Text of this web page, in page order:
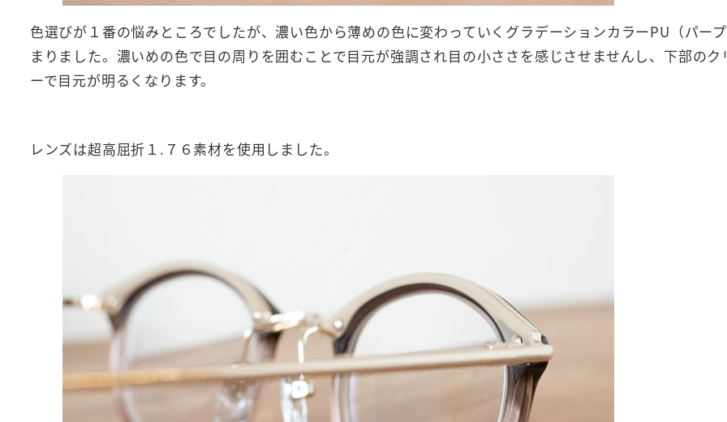
色選びが１番の悩みところでしたが、濃い色から薄めの色に変わっていくグラデーションカラーPU（パー
まりました。濃いめの色で目の周りを囲むことで目元が強調され目の小ささを感じさせませんし、下部のク
ーで目元が明るくなります。
レンズは超高屈折１.７６素材を使用しました。